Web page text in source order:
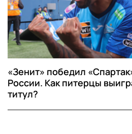
«Зенит» победил
России. Как питерцы
титул?